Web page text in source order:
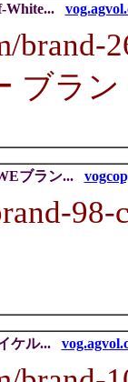
White...
brand-
ブラン
ブラン...
ケル...